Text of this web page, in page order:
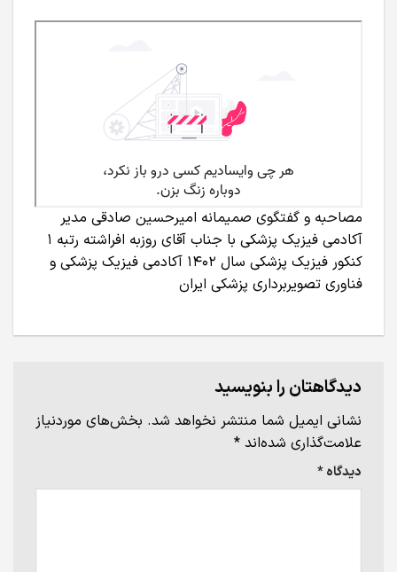
مصاحبه و گفتگوی صمیمانه امیرحسین صادقی مدیر
آکادمی فیزیک پزشکی با جناب آقای روزبه افراشته رتبه 1
کنکور فیزیک پزشکی سال 1402 آکادمی فیزیک پزشکی و
فناوری تصویربرداری پزشکی ایران
دیدگاهتان را بنویسید
نشانی ایمیل شما منتشر نخواهد شد. بخش‌های موردنیاز
علامت‌گذاری شده‌اند *
دیدگاه*